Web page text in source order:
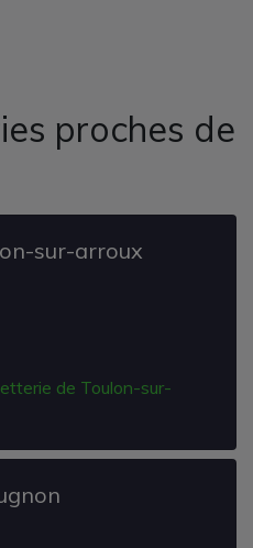
proches de
sur-arroux
de Toulon-sur-